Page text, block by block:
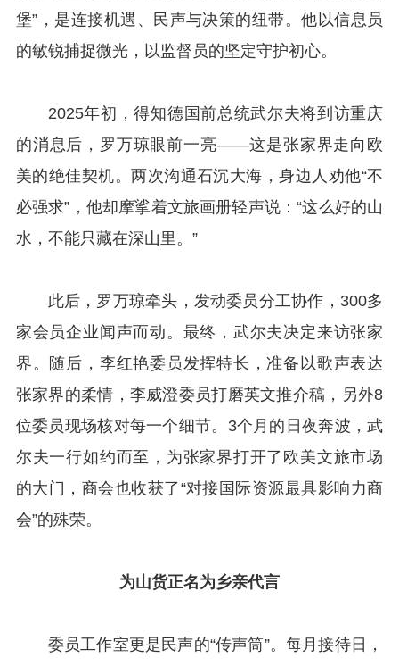
堡”，是连接机遇、民声与决策的纽带。他以信息员
的敏锐捕捉微光，以监督员的坚定守护初心。
2025年初，得知德国前总统武尔夫将到访重庆
的消息后，罗万琼眼前一亮——这是张家界走向欧
美的绝佳契机。两次沟通石沉大海，身边人劝他“不
必强求”，他却摩挲着文旅画册轻声说：“这么好的山
水，不能只藏在深山里。”
此后，罗万琼牵头，发动委员分工协作，300多
家会员企业闻声而动。最终，武尔夫决定来访张家
界。随后，李红艳委员发挥特长，准备以歌声表达
张家界的柔情，李威澄委员打磨英文推介稿，另外8
位委员现场核对每一个细节。3个月的日夜奔波，武
尔夫一行如约而至，为张家界打开了欧美文旅市场
的大门，商会也收获了“对接国际资源最具影响力商
会”的殊荣。
为山货正名为乡亲代言
委员工作室更是民声的“传声筒”。每月接待日，